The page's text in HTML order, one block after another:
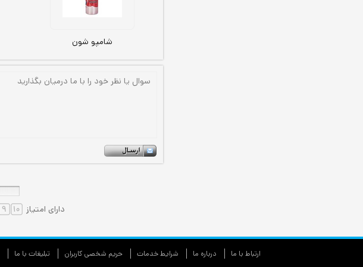
شامپو شون
دارای امتیاز
ارتباط با ما درباره ما شرایط خدمات حريم شخصی كاربران تبليغات با ما